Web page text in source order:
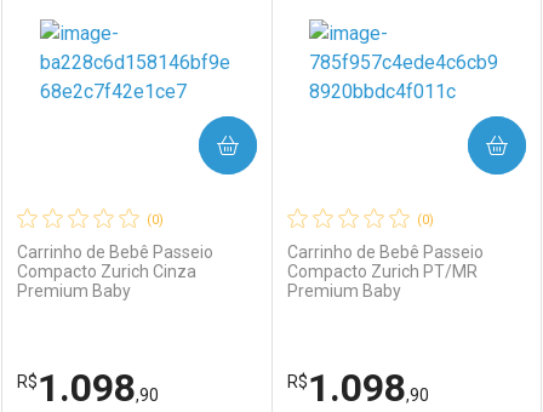
(0)
Carrinho de Bebê Passeio
Compacto Zurich Cinza
Premium Baby
R$1.098,90
COMPRAR
(0)
Carrinho de Bebê Passeio
Compacto Zurich PT/MR
Premium Baby
R$1.098,90
COMPRAR